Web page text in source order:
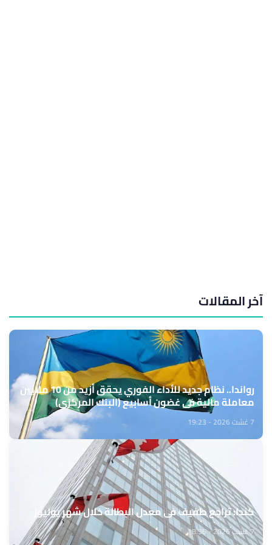
آخر المقالات
رواندا.. نظام جديد للأداء الفوري يحقق أزيد من 10 ملايين
معاملة مالية في غضون أسابيع (البنك المركزي)
7 غشت 2026 - 19:23
كندا: تراجع طفيف في معدل البطالة خلال شهر يوليوز
7 غشت 2026 - 18:36